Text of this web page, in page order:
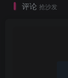
评论 抢沙发